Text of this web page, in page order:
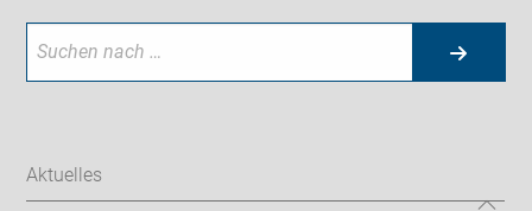
Aktuelles